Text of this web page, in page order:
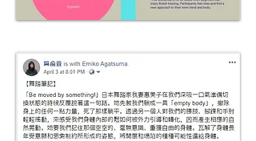
“I really loved the empty bag and water comes into
body flow”
“Oh yes! It is all new world for me!”
— 40's・K.M